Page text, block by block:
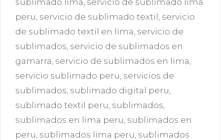
peru servicio de sublimado textil servicio
de sublimado textil en lima servicio de
sublimados servicio de sublimados en
gamarra servicio de sublimados en lima
servicio sublimado peru servicios de
sublimados sublimado digital peru
sublimado textil peru sublimados
sublimados en lima peru sublimados en
peru sublimados lima peru sublimados